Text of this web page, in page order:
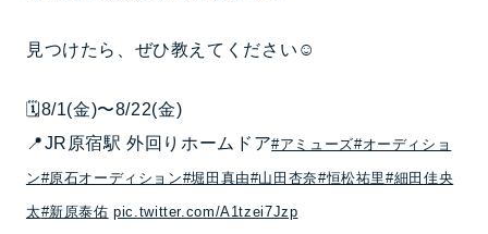
見つけたら、ぜひ教えてください☺️
🗓️8/1(金)〜8/22(金)
📍JR原宿駅 外回りホームドア#アミューズ#オーディショ
ン#原石オーディション#堀田真由#山田杏奈#恒松祐里#細田佳央
太#新原泰佑 pic.twitter.com/A1tzei7Jzp